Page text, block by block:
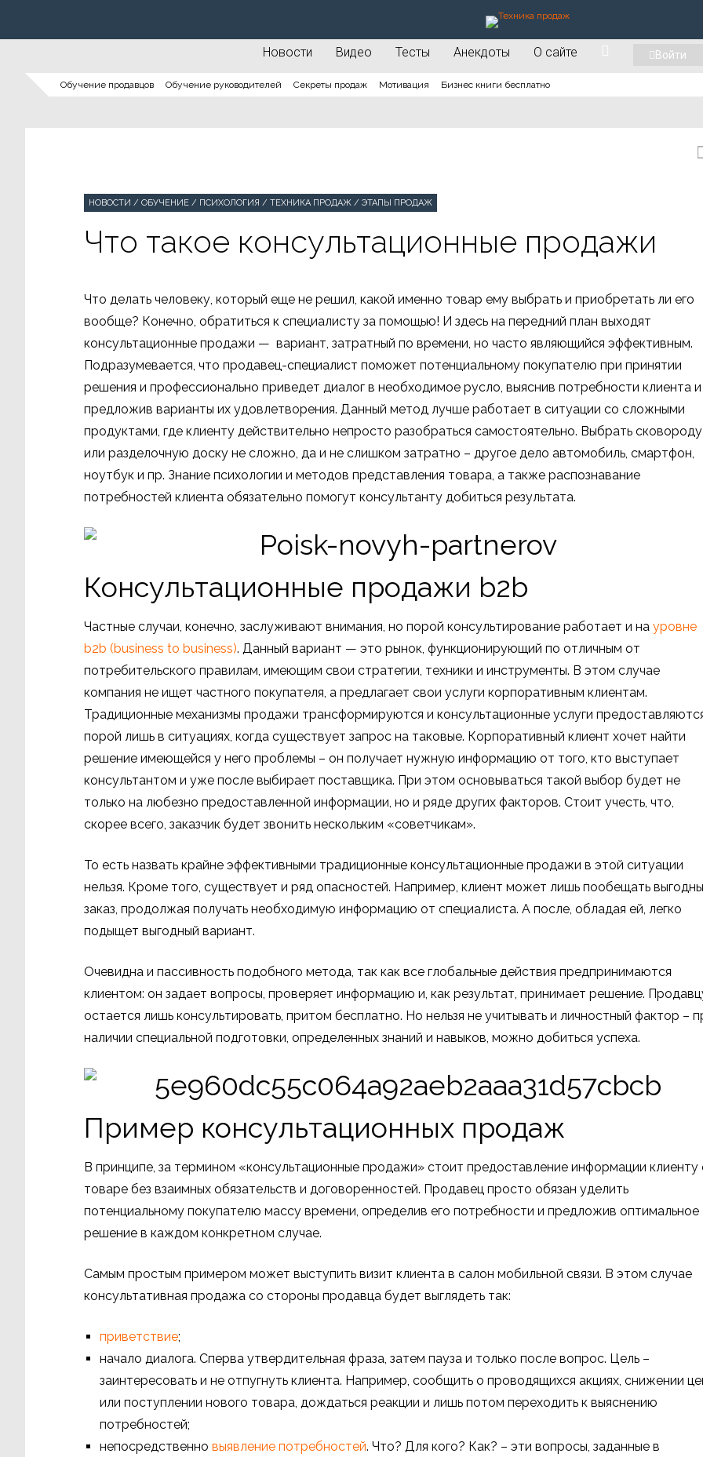
Новости Видео Тесты Анекдоты О сайте Войти
Обучение продавцов Обучение руководителей Секреты продаж Мотивация Бизнес книги бесплатно
НОВОСТИ / ОБУЧЕНИЕ / ПСИХОЛОГИЯ / ТЕХНИКА ПРОДАЖ / ЭТАПЫ ПРОДАЖ
Что такое консультационные продажи
Что делать человеку, который еще не решил, какой именно товар ему выбрать и приобретать ли его
вообще? Конечно, обратиться к специалисту за помощью! И здесь на передний план выходят
консультационные продажи — вариант, затратный по времени, но часто являющийся эффективным.
Подразумевается, что продавец-специалист поможет потенциальному покупателю при принятии
решения и профессионально приведет диалог в необходимое русло, выяснив потребности клиента и
предложив варианты их удовлетворения. Данный метод лучше работает в ситуации со сложными
продуктами, где клиенту действительно непросто разобраться самостоятельно. Выбрать сковороду
или разделочную доску не сложно, да и не слишком затратно – другое дело автомобиль, смартфон,
ноутбук и пр. Знание психологии и методов представления товара, а также распознавание
потребностей клиента обязательно помогут консультанту добиться результата.
Консультационные продажи b2b
Частные случаи, конечно, заслуживают внимания, но порой консультирование работает и на уровне
b2b (business to business). Данный вариант — это рынок, функционирующий по отличным от
потребительского правилам, имеющим свои стратегии, техники и инструменты. В этом случае
компания не ищет частного покупателя, а предлагает свои услуги корпоративным клиентам.
Традиционные механизмы продажи трансформируются и консультационные услуги
порой лишь в ситуациях, когда существует запрос на таковые. Корпоративный клиент хочет найти
решение имеющейся у него проблемы – он получает нужную информацию от того, кто выступает
консультантом и уже после выбирает поставщика. При этом основываться такой выбор будет не
только на любезно предоставленной информации, но и ряде других факторов. Стоит учесть, что,
скорее всего, заказчик будет звонить нескольким «советчикам».
То есть назвать крайне эффективными традиционные консультационные продажи в этой ситуации
нельзя. Кроме того, существует и ряд опасностей. Например, клиент может лишь пообещать
заказ, продолжая получать необходимую информацию от специалиста. А после, обладая ей, легко
подыщет выгодный вариант.
Очевидна и пассивность подобного метода, так как все глобальные действия предпринимаются
клиентом: он задает вопросы, проверяет информацию и, как результат, принимает решение.
остается лишь консультировать, притом бесплатно. Но нельзя не учитывать и личностный фактор –
наличии специальной подготовки, определенных знаний и навыков, можно добиться успеха.
Пример консультационных продаж
В принципе, за термином «консультационные продажи» стоит предоставление информации клиенту
товаре без взаимных обязательств и договоренностей. Продавец просто обязан уделить
потенциальному покупателю массу времени, определив его потребности и предложив оптимальное
решение в каждом конкретном случае.
Самым простым примером может выступить визит клиента в салон мобильной связи. В этом случае
консультативная продажа со стороны продавца будет выглядеть так:
приветствие;
начало диалога. Сперва утвердительная фраза, затем пауза и только после вопрос. Цель –
заинтересовать и не отпугнуть клиента. Например, сообщить о проводящихся акциях, снижении
или поступлении нового товара, дождаться реакции и лишь потом переходить к выяснению
потребностей;
непосредственно выявление потребностей. Что? Для кого? Как? – эти вопросы, заданные в